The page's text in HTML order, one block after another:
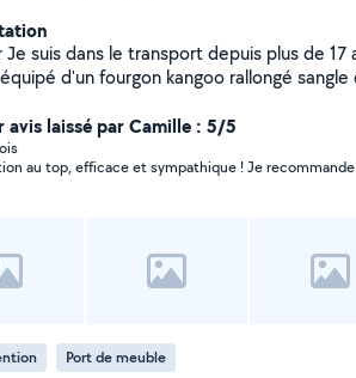
ans
rallongé sangle et
avis laissé par Camille : 5/5
au top, efficace et sympathique ! Je recommande
Port de meuble